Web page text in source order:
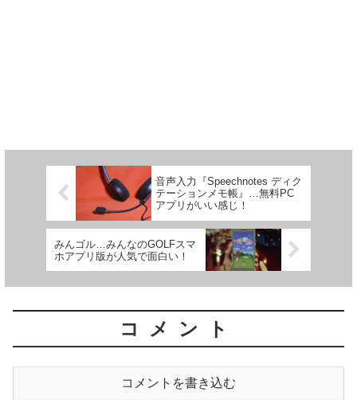
音声入力『Speechnotes ディク
テーションメモ帳』…無料PC
アプリがいい感じ！
みんゴル…みんなのGOLFスマ
ホアプリ版が人気で面白い！
コメント
コメントを書き込む